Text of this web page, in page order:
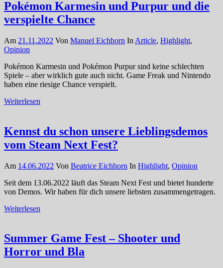
Pokémon Karmesin und Purpur und die
verspielte Chance
Am 21.11.2022 Von Manuel Eichhorn In Article, Highlight,
Opinion
Pokémon Karmesin und Pokémon Purpur sind keine schlechten
Spiele – aber wirklich gute auch nicht. Game Freak und Nintendo
haben eine riesige Chance verspielt.
Weiterlesen
Kennst du schon unsere Lieblingsdemos
vom Steam Next Fest?
Am 14.06.2022 Von Beatrice Eichhorn In Highlight, Opinion
Seit dem 13.06.2022 läuft das Steam Next Fest und bietet hunderte
von Demos. Wir haben für dich unsere liebsten zusammengetragen.
Weiterlesen
Summer Game Fest – Shooter und
Horror und Bla